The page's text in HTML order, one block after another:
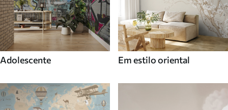
Adolescente Em estilo oriental